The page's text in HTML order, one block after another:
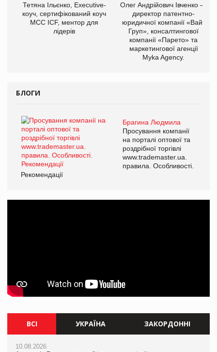
Тетяна Ільєнко, Executive-
коуч, сертифікований коуч
МСС ICF, ментор для
лідерів
Олег Андрійович Івченко —
директор патентно-
юридичної компанії «Вайз
Груп», консалтингової
компанії «Парето» та
маркетингової агенції
Myka Agency.
БЛОГИ
Брагина Людмила
Просування компанії
на порталі оптової та
роздрібної торгівлі
www.trademaster.ua.
правила. Особливості.
Рекомендації
ВСІ УКРАЇНА ЗАКОРДОННІ
10.08.2026
10.08.2026
10.08.2026